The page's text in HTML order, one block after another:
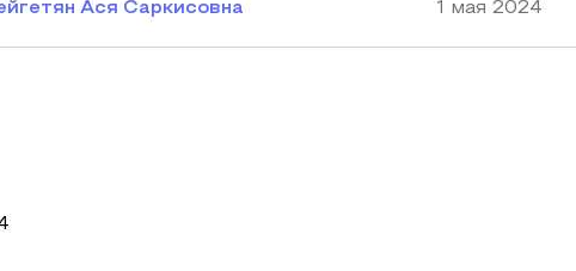
Ася Саркисовна 1 мая 2024